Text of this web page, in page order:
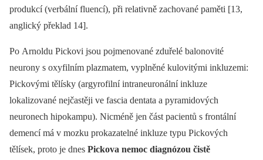
produkcí (verbální fluencí), při relativně zachované paměti [13,
anglický překlad 14].
Po Arnoldu Pickovi jsou pojmenované zduřelé balonovité
neurony s oxyfilním plazmatem, vyplněné kulovitými inkluzemi:
Pickovými tělísky (argyrofilní intraneuronální inkluze
lokalizované nejčastěji ve fascia dentata a pyramidových
neuronech hipokampu). Nicméně jen část pacientů s frontální
demencí má v mozku prokazatelné inkluze typu Pickových
tělísek, proto je dnes Pickova nemoc dia­gnózou čistě